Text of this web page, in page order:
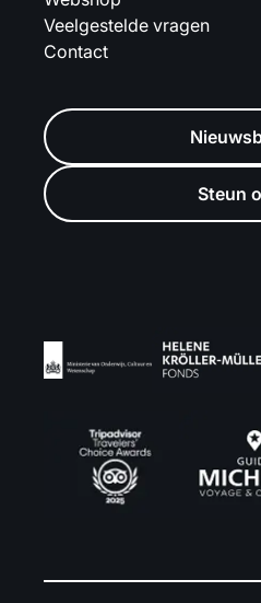
Veelgestelde vragen
Contact
Steun